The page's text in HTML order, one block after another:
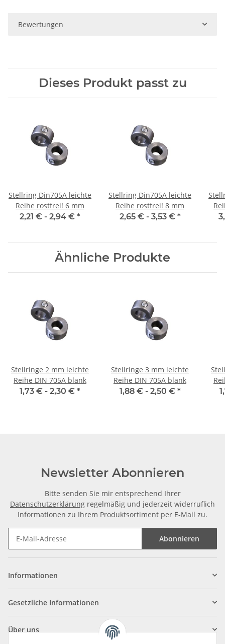
Bewertungen
Dieses Produkt passt zu
Stellring Din705A leichte
Reihe rostfrei! 6 mm
2,21 € - 2,94 € *
Stellring Din705A leichte
Reihe rostfrei! 8 mm
2,65 € - 3,53 € *
Ähnliche Produkte
Stellringe 2 mm leichte
Reihe DIN 705A blank
1,73 € - 2,30 € *
Stellringe 3 mm leichte
Reihe DIN 705A blank
1,88 € - 2,50 € *
Newsletter Abonnieren
Bitte senden Sie mir entsprechend Ihrer
Datenschutzerklärung regelmäßig und jederzeit widerruflich
Informationen zu Ihrem Produktsortiment per E-Mail zu.
Abonnieren
Informationen
Gesetzliche Informationen
Über uns